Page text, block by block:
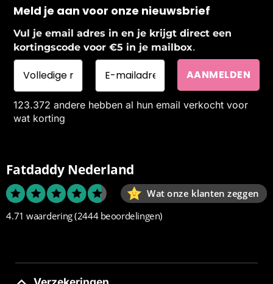
Meld je aan voor onze nieuwsbrief
Vul je email adres in en je krijgt direct een
kortingscode voor €5 in je mailbox.
123.372 andere hebben al hun email verkocht voor
wat korting
Fatdaddy Nederland
Wat onze klanten zeggen
4.71 waardering(2444 beoordelingen)